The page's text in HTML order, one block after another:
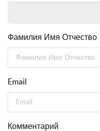
Фамилия Имя Отчество
Email
Комментарий